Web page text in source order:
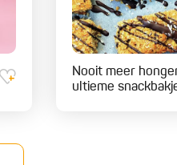
Nooit meer
ultieme